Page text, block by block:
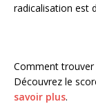
radicalisation est
Comment trouver
Découvrez le
savoir plus.